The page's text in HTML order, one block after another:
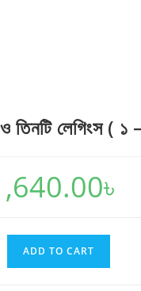
ও তিনটি লেগিংস (
৳
ADD TO CART